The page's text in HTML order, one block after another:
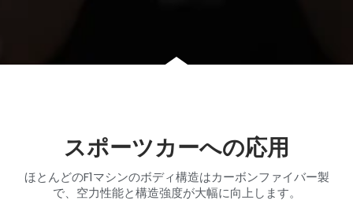
スポーツカーへの応用
ほとんどのF1マシンのボディ構造はカーボンファイバー製
で、空力性能と構造強度が大幅に向上します。